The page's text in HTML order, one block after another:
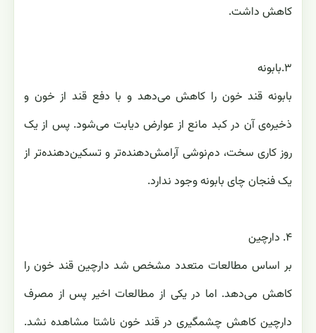
کاهش داشت.
۳.بابونه
بابونه قند خون را کاهش می‌دهد و با دفع قند از خون و
ذخیره‌ی آن در کبد مانع از عوارض دیابت می‌شود. پس از یک
روز کاری سخت، دم‌نوشی آرامش‌دهنده‌تر و تسکین‌دهنده‌تر از
یک فنجان چای بابونه وجود ندارد.
۴. دارچین
بر اساس مطالعات متعدد مشخص شد دارچین قند خون را
کاهش می‌دهد. اما در یکی از مطالعات اخیر پس از مصرف
دارچین کاهش چشمگیری در قند خون ناشتا مشاهده نشد.